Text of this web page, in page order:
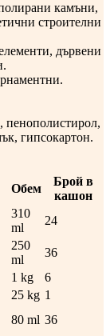
камъни,
строителни
дървени
гипсокартон.
Обем
Брой в
кашон
310
ml
24
250
ml
36
1 kg
6
25 kg 1
80 ml 36